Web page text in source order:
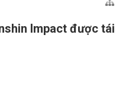
Impact được tái